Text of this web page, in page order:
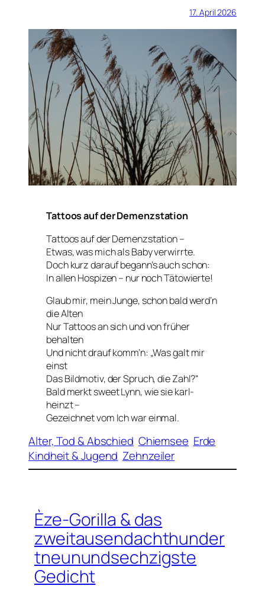
17. April 2026
Tattoos auf der Demenzstation
Tattoos auf der Demenzstation –
Etwas, was mich als Baby verwirrte.
Doch kurz darauf begann’s auch schon:
In allen Hospizen – nur noch Tätowierte!
Glaub mir, mein Junge, schon bald werd’n
die Alten
Nur Tattoos an sich und von früher
behalten
Und nicht drauf komm’n: „Was galt mir
einst
Das Bildmotiv, der Spruch, die Zahl?“
Bald merkt sweet Lynn, wie sie karl-
heinzt –
Gezeichnet vom Ich war einmal.
Alter, Tod & Abschied Chiemsee Erde
Kindheit & Jugend Zehnzeiler
Èze-Gorilla & das
zweitausendachthunder
tneunundsechzigste
Gedicht